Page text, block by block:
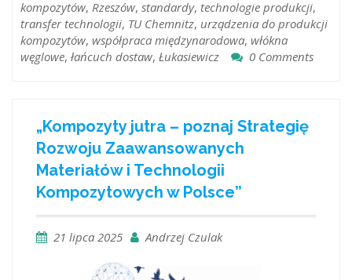
kompozytów, Rzeszów, standardy, technologie produkcji,
transfer technologii, TU Chemnitz, urządzenia do produkcji
kompozytów, współpraca międzynarodowa, włókna
węglowe, łańcuch dostaw, Łukasiewicz 0 Comments
„Kompozyty jutra – poznaj Strategię
Rozwoju Zaawansowanych
Materiałów i Technologii
Kompozytowych w Polsce”
21 lipca 2025 Andrzej Czulak